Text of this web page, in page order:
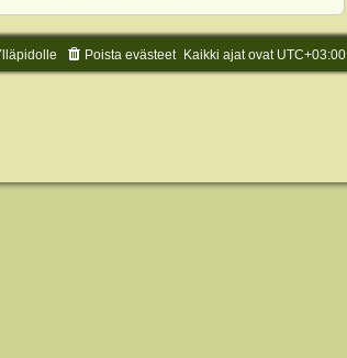
Kaikki ajat ovat UTC+03:00
Poista evästeet